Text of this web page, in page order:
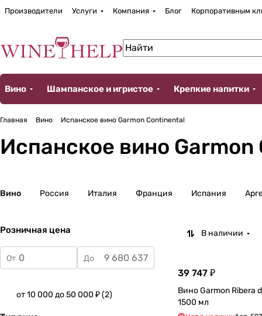
Производители Услуги Компания Блог Корпоративным
Вино Шампанское и игристое Крепкие напитки
Главная Вино Испанское вино Garmon Continental
Испанское вино
Вино Россия Италия Франция Испания
Розничная цена
От До
от 10 000 до 50 000 ₽(2)
В наличии
39 747 ₽
Вино Garmon Ribera del
1500 мл